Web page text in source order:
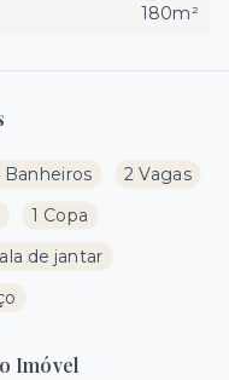
Banheiros
2 Vagas
1 Copa
de jantar
Imóvel
180m²